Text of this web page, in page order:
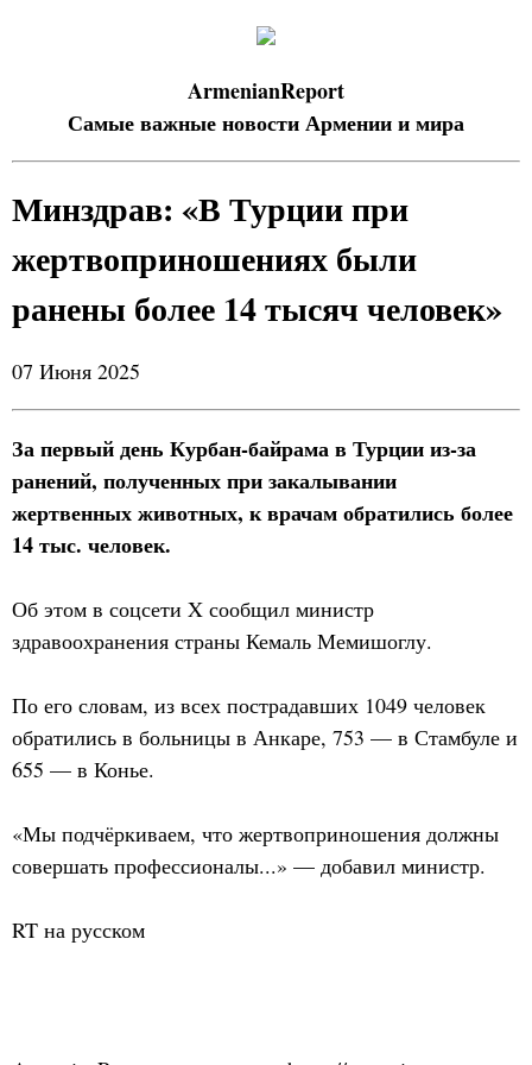
ArmenianReport
Самые важные новости Армении и мира
Минздрав: «В Турции при
жертвоприношениях были
ранены более 14 тысяч человек»
07 Июня 2025
За первый день Курбан-байрама в Турции из-за
ранений, полученных при закалывании
жертвенных животных, к врачам обратились более
14 тыс. человек.
Об этом в соцсети X сообщил министр
здравоохранения страны Кемаль Мемишоглу.
По его словам, из всех пострадавших 1049 человек
обратились в больницы в Анкаре, 753 — в Стамбуле и
655 — в Конье.
«Мы подчёркиваем, что жертвоприношения должны
совершать профессионалы...» — добавил министр.
RT на русском